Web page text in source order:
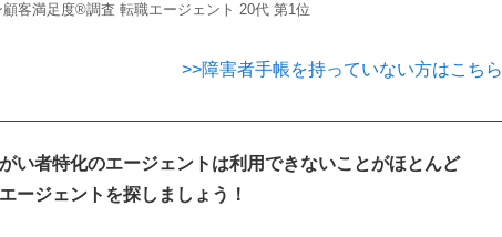
客満足度®調査 転職エージェント 20代 第1位
>>障害者手帳を持っていない方はこちら
い者特化のエージェントは利用できないことがほとんど
ージェントを探しましょう！